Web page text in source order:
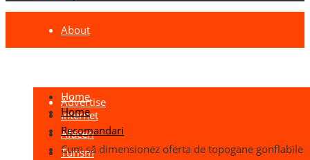
About
Advertise
Home
Internet
Afaceri
Turism
Home
Recomandari
Cum să dimensionez oferta de topogane gonflabile